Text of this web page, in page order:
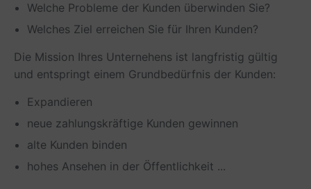
Welche Probleme der Kunden überwinden Sie?
Welches Ziel erreichen Sie für Ihren Kunden?
Die Mission Ihres Unternehens ist langfristig gültig
und entspringt einem Grundbedürfnis der Kunden:
Expandieren
neue zahlungskräftige Kunden gewinnen
alte Kunden binden
hohes Ansehen in der Öffentlichkeit ...